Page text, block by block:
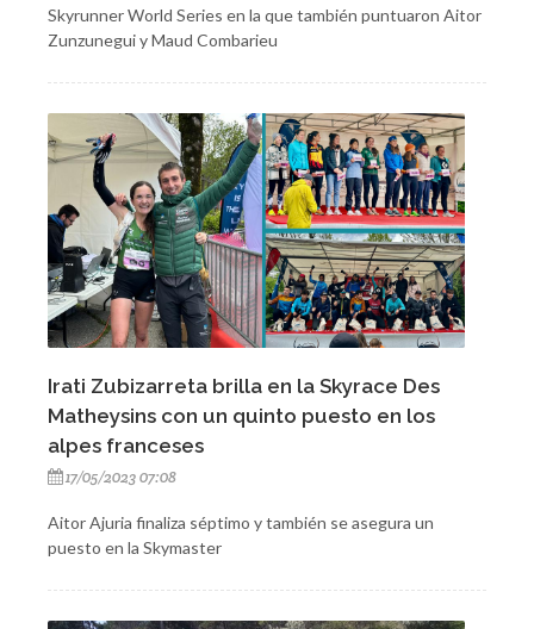
Skyrunner World Series en la que también puntuaron Aitor
Zunzunegui y Maud Combarieu
Irati Zubizarreta brilla en la Skyrace Des
Matheysins con un quinto puesto en los
alpes franceses
17/05/2023 07:08
Aitor Ajuria finaliza séptimo y también se asegura un
puesto en la Skymaster